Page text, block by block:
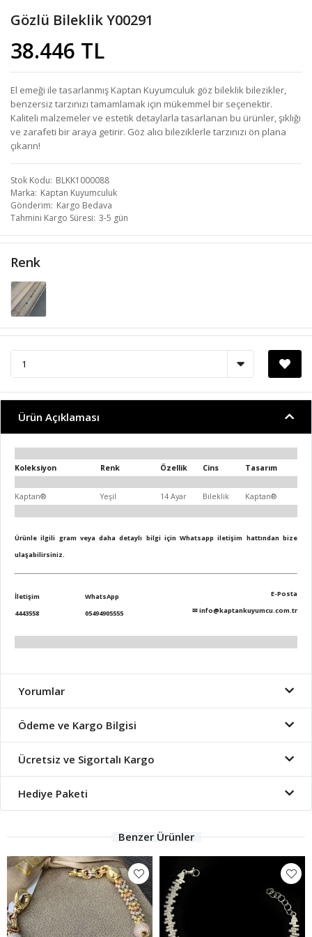
Gözlü Bileklik Y00291
38.446 TL
El emeği ile tasarlanmış Kaptan Kuyumculuk göz bileklik bilezikler,
benzersiz tarzınızı tamamlamak için mükemmel bir seçenektir.
Kaliteli malzemeler ve estetik detaylarla tasarlanan bu ürünler, şıklığı
ve zarafeti bir araya getirir. Göz alıcı bileziklerle tarzınızı ön plana
çıkarın!
Stok Kodu BLKK1000088
Marka Kaptan Kuyumculuk
Gönderim Kargo Bedava
Tahmini Kargo Süresi 3-5 gün
Renk
Ürün Açıklaması
Koleksiyon Renk Özellik Cins Tasarım
Kaptan® Yeşil 14 Ayar Bileklik Kaptan®
Ürünle ilgili gram veya daha detaylı bilgi için Whatsapp iletişim hattından bize
ulaşabilirsiniz.
İletişim
4443558
WhatsApp
05494905555
E-Posta
✉info@kaptankuyumcu.com.tr
Yorumlar
Ödeme ve Kargo Bilgisi
Ücretsiz ve Sigortalı Kargo
Hediye Paketi
Benzer Ürünler